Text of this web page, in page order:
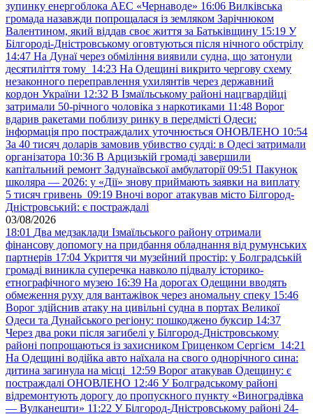
зупинку енергоблока АЕС «Чернаводе» 16:06 Вилківська
громада назавжди попрощалася із земляком Зарічнюком
Валентином, який віддав своє життя за Батьківщину 15:19 У
Білгороді-Дністровському оговтуються після нічного обстрілу
14:47 На Дунаї через обміління виявили судна, що затонули
десятиліття тому 14:23 На Одещині викрито чергову схему
незаконного переправлення ухилянтів через державний
кордон України 12:32 В Ізмаїльському районі нацгвардійці
затримали 50-річного чоловіка з наркотиками 11:48 Ворог
вдарив ракетами поблизу ринку в передмісті Одеси:
інформація про постраждалих уточнюється ОНОВЛЕНО 10:54
За 40 тисяч доларів замовив убивство судді: в Одесі затримали
організатора 10:36 В Арцизькій громаді завершили
капітальний ремонт Задунаївської амбулаторії 09:51 Пакунок
школяра — 2026: у «Дії» знову приймають заявки на виплату
5 тисяч гривень 09:19 Вночі ворог атакував місто Білгород-
Дністровський: є постраждалі
03/08/2026
18:01 Два медзаклади Ізмаїльського району отримали
фінансову допомогу на придбання обладнання від румунських
партнерів 17:04 Укриття чи музейний простір: у Болградській
громаді виникла суперечка навколо підвалу історико-
етнографічного музею 16:39 На дорогах Одещини вводять
обмеження руху для вантажівок через аномальну спеку 15:46
Ворог здійснив атаку на цивільні судна в портах Великої
Одеси та Дунайського регіону: пошкоджено буксир 14:37
Через два роки після загибелі у Білгород-Дністровському
районі попрощаються із захисником Гриценком Сергієм 14:21
На Одещині водійка авто наїхала на свого однорічного сина:
дитина загинула на місці 12:59 Ворог атакував Одещину: є
постраждалі ОНОВЛЕНО 12:46 У Болградському районі
відремонтують дорогу до пропускного пункту «Виноградівка
— Вулканешти» 11:22 У Білгород-Дністровському районі 24-